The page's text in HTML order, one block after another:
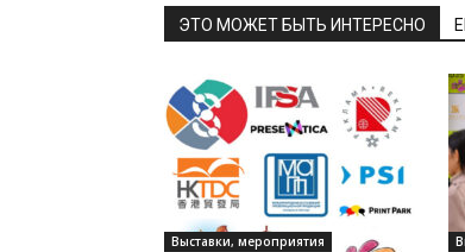
ЭТО МОЖЕТ БЫТЬ ИНТЕРЕСНО
Выставки, мероприятия